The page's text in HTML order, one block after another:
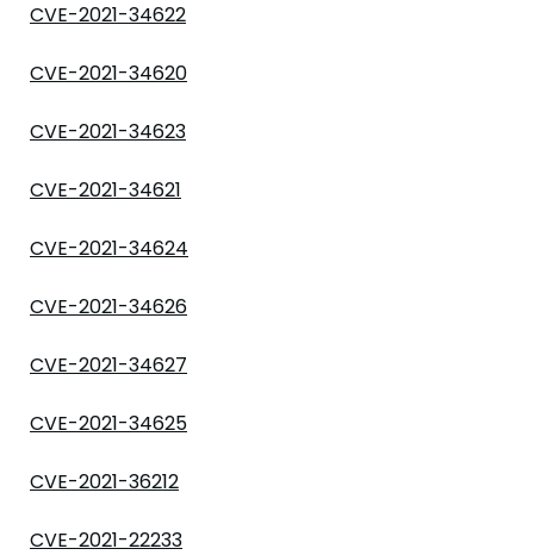
CVE-2021-34622
CVE-2021-34620
CVE-2021-34623
CVE-2021-34621
CVE-2021-34624
CVE-2021-34626
CVE-2021-34627
CVE-2021-34625
CVE-2021-36212
CVE-2021-22233